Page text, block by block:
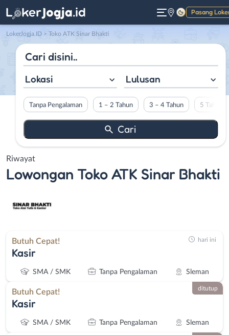
Pasang
Gelap
LokerJogja.ID > Toko ATK Sinar Bhakti
Lokasi Lulusan
Tanpa Pengalaman 1 – 2 Tahun 3 – 4 Tahun 5 Tahun
Riwayat
Lowongan Toko ATK Sinar Bhakti
Butuh Cepat!
Kasir
SMA / SMK Tanpa Pengalaman Sleman
hari ini
Butuh Cepat!
Kasir
SMA / SMK Tanpa Pengalaman Sleman
ditutup